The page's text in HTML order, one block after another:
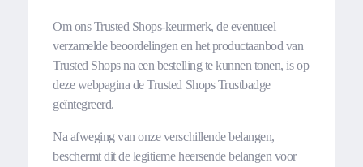
Om ons Trusted Shops-keurmerk, de eventueel
verzamelde beoordelingen en het productaanbod van
Trusted Shops na een bestelling te kunnen tonen, is op
deze webpagina de Trusted Shops Trustbadge
geïntegreerd.
Na afweging van onze verschillende belangen,
beschermt dit de legitieme heersende belangen voor